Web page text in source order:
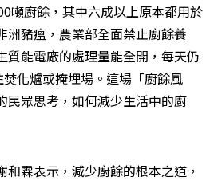
噸廚餘，其中六成以上原本都用於
洲豬瘟，農業部全面禁止廚餘養
質能電廠的處理量能全開，每天仍
化爐或掩埋場。這場「廚餘風
民眾思考，如何減少生活中的廚
霖表示，減少廚餘的根本之道，